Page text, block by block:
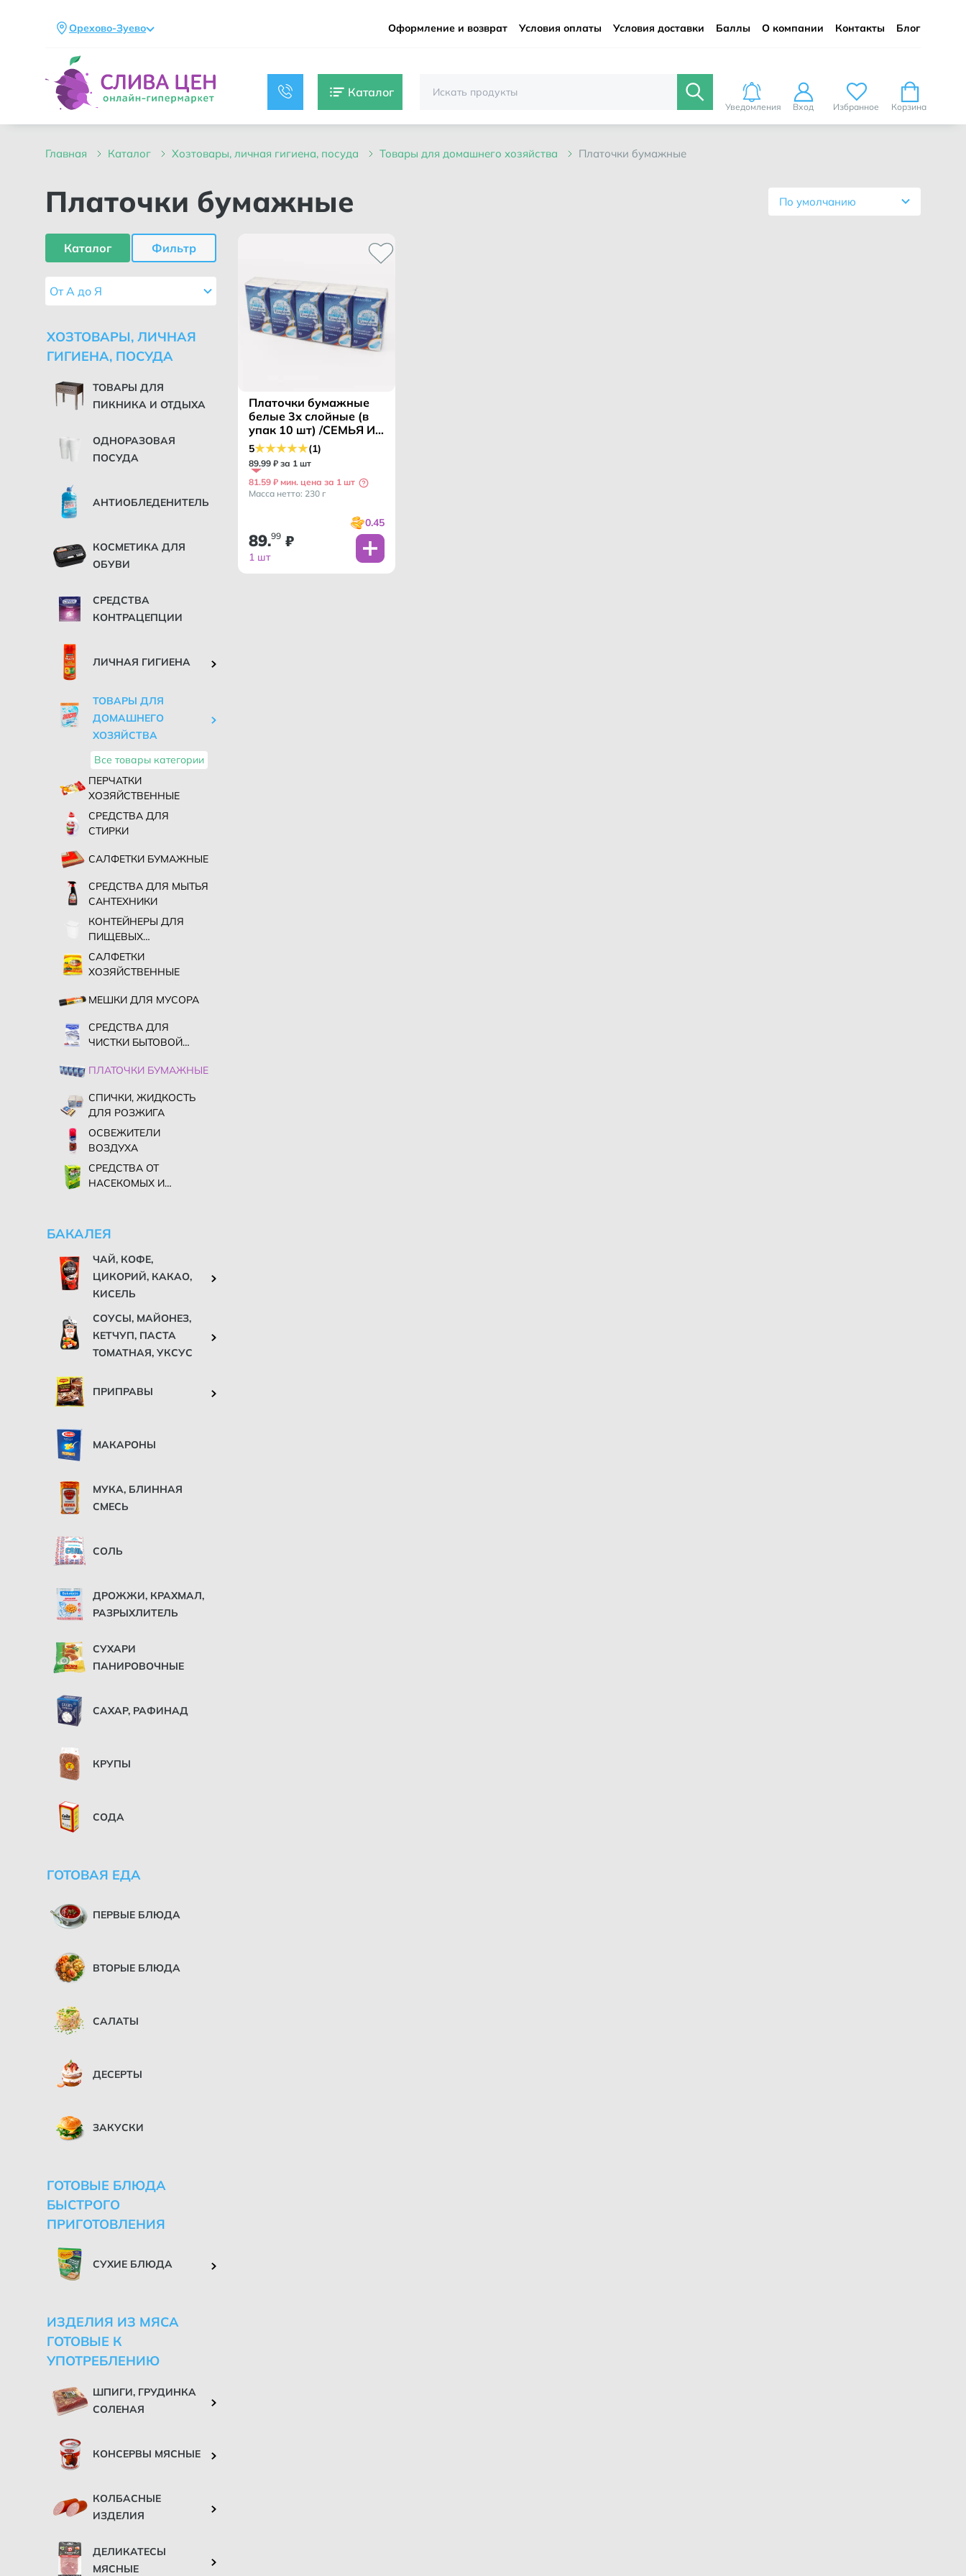
Орехово-Зуево Оформление и возврат Условия оплаты Условия доставки Баллы О компании Контакты Блог
Каталог
Уведомления Вход Избранное Корзина
главная каталог хозтовары, личная гигиена, посуда товары для домашнего хозяйства платочки бумажные
Платочки бумажные По умолчанию
Каталог Фильтр
От А до Я
ХОЗТОВАРЫ, ЛИЧНАЯ
ГИГИЕНА, ПОСУДА
ТОВАРЫ ДЛЯ
ПИКНИКА И ОТДЫХА
ОДНОРАЗОВАЯ
ПОСУДА
АНТИОБЛЕДЕНИТЕЛЬ
КОСМЕТИКА ДЛЯ
ОБУВИ
СРЕДСТВА
КОНТРАЦЕПЦИИ
ЛИЧНАЯ ГИГИЕНА
ТОВАРЫ ДЛЯ
ДОМАШНЕГО
ХОЗЯЙСТВА
Все товары категории
ПЕРЧАТКИ
ХОЗЯЙСТВЕННЫЕ
СРЕДСТВА ДЛЯ
СТИРКИ
САЛФЕТКИ БУМАЖНЫЕ
СРЕДСТВА ДЛЯ МЫТЬЯ
САНТЕХНИКИ
КОНТЕЙНЕРЫ ДЛЯ
ПИЩЕВЫХ
ПРОДУКТОВ
САЛФЕТКИ
ХОЗЯЙСТВЕННЫЕ
МЕШКИ ДЛЯ МУСОРА
СРЕДСТВА ДЛЯ
ЧИСТКИ БЫТОВОЙ
ПЛАТОЧКИ БУМАЖНЫЕ
СПИЧКИ, ЖИДКОСТЬ
ДЛЯ РОЗЖИГА
ОСВЕЖИТЕЛИ
ВОЗДУХА
СРЕДСТВА ОТ
НАСЕКОМЫХ И
БАКАЛЕЯ
ЧАЙ, КОФЕ,
ЦИКОРИЙ, КАКАО,
КИСЕЛЬ
СОУСЫ, МАЙОНЕЗ,
КЕТЧУП, ПАСТА
ТОМАТНАЯ, УКСУС
ПРИПРАВЫ
МАКАРОНЫ
МУКА, БЛИННАЯ
СМЕСЬ
СОЛЬ
ДРОЖЖИ, КРАХМАЛ,
РАЗРЫХЛИТЕЛЬ
СУХАРИ
ПАНИРОВОЧНЫЕ
САХАР, РАФИНАД
КРУПЫ
СОДА
ГОТОВАЯ ЕДА
ПЕРВЫЕ БЛЮДА
ВТОРЫЕ БЛЮДА
САЛАТЫ
ДЕСЕРТЫ
ЗАКУСКИ
ГОТОВЫЕ БЛЮДА
БЫСТРОГО
ПРИГОТОВЛЕНИЯ
СУХИЕ БЛЮДА
ИЗДЕЛИЯ ИЗ МЯСА
ГОТОВЫЕ К
УПОТРЕБЛЕНИЮ
ШПИГИ, ГРУДИНКА
СОЛЕНАЯ
КОНСЕРВЫ МЯСНЫЕ
КОЛБАСНЫЕ
ИЗДЕЛИЯ
ДЕЛИКАТЕСЫ
МЯСНЫЕ
Платочки бумажные
белые 3х слойные (в
упак 10 шт) /СЕМЬЯ И
КОМФОРТ ТМ/
5 (1)
89.99 ₽ за 1 шт
81.59 ₽ мин. цена за 1 шт
Масса нетто: 230 г
0.45
89.99₽
1 шт